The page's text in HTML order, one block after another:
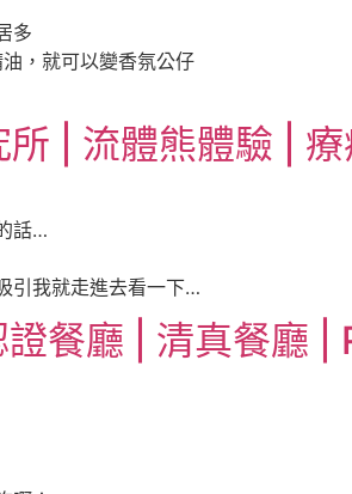
多
，就可以變香氛公仔
所 | 流體熊體驗 |
話…
引我就走進去看一下…
證餐廳 | 清真餐廳